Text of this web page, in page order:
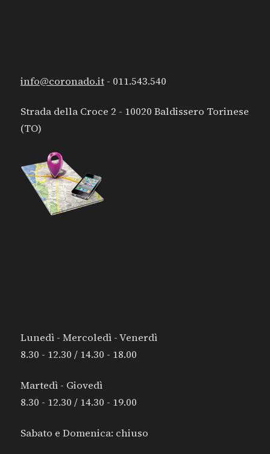
info@coronado.it- 011.543.540
Strada della Croce 2 - 10020 Baldissero Torinese
(TO)
Lunedì - Mercoledì - Venerdì
8.30 - 12.30 / 14.30 - 18.00
Martedì - Giovedì
8.30 - 12.30 / 14.30 - 19.00
Sabato e Domenica: chiuso